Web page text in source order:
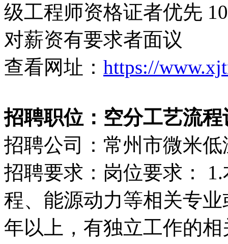
级工程师资格证者优先
对薪资有要求者面议
查看网址： https://
招聘职位：空分工艺流
招聘公司：常州市微米
招聘要求：岗位要求：
程、能源动力等相关专
年以上，有独立工作的